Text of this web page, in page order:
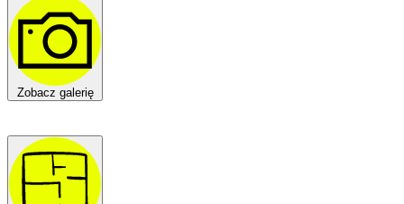
Zobacz galerię